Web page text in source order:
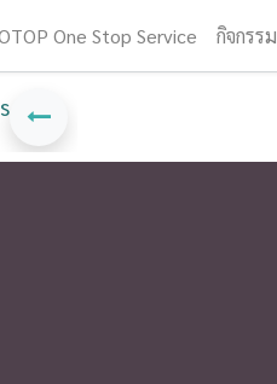
One Stop Service กิจกรรม